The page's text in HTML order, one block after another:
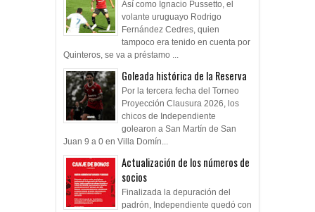
Así como Ignacio Pussetto, el
volante uruguayo Rodrigo
Fernández Cedres, quien
tampoco era tenido en cuenta por
Quinteros, se va a préstamo ...
Goleada histórica de la Reserva
Por la tercera fecha del Torneo
Proyección Clausura 2026, los
chicos de Independiente
golearon a San Martín de San
Juan 9 a 0 en Villa Domín...
Actualización de los números de
socios
Finalizada la depuración del
padrón, Independiente quedó con